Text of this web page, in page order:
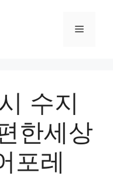
Menu
수지
한세상
포레